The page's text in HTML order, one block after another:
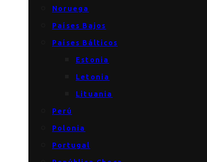
Noruega
Países Bajos
Países Bálticos
Estonia
Letonia
Lituania
Perú
Polonia
Portugal